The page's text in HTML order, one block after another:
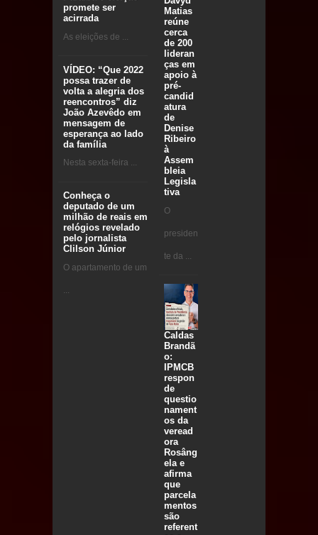
promete ser
acirrada
As eleições de ...
VÍDEO: “Que 2022
possa trazer de
volta a alegria dos
reencontros” diz
João Azevêdo em
mensagem de
esperança ao lado
da família
Nesta sexta-feira ...
Conheça o
deputado de um
milhão de reais em
relógios revelado
pelo jornalista
Clilson Júnior
O apartamento de um
...
Matias
reúne
cerca
de 200
lideran
ças em
apoio à
pré-
candid
atura
de
Denise
Ribeiro
à
Assem
bleia
Legisla
tiva
O
presiden
te da ...
Caldas
Brandã
o:
IPMCB
respon
de
questio
nament
os da
veread
ora
Rosâng
ela e
afirma
que
parcela
mentos
são
referent